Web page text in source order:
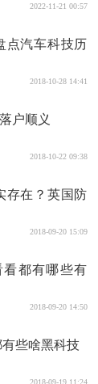
2022-11-21 00:57
点汽车科技历
2018-10-28 14:41
户顺义
2018-10-22 09:38
存在？英国防
2018-09-20 15:09
都有哪些有
2018-09-20 14:50
些啥黑科技